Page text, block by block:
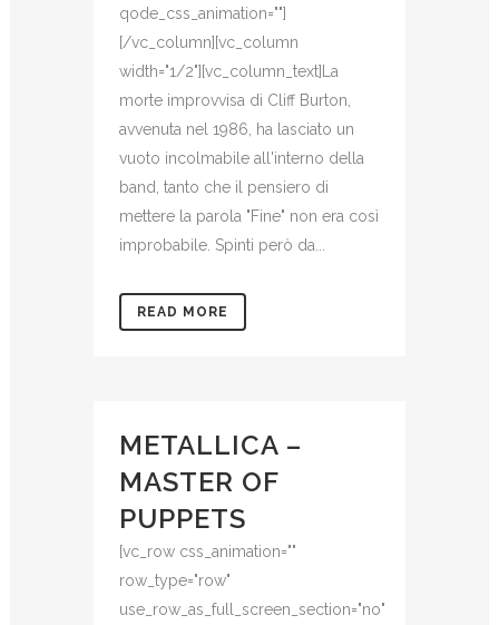
qode_css_animation=""]
[/vc_column][vc_column
width="1/2"][vc_column_text]La
morte improvvisa di Cliff Burton,
avvenuta nel 1986, ha lasciato un
vuoto incolmabile all'interno della
band, tanto che il pensiero di
mettere la parola "Fine" non era così
improbabile. Spinti però da...
READ MORE
METALLICA –
MASTER OF
PUPPETS
[vc_row css_animation=""
row_type="row"
use_row_as_full_screen_section="no"